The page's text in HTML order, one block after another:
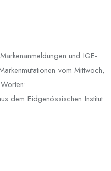
und IGE-
vom Mittwoch,
dem Eidgenössischen Institut